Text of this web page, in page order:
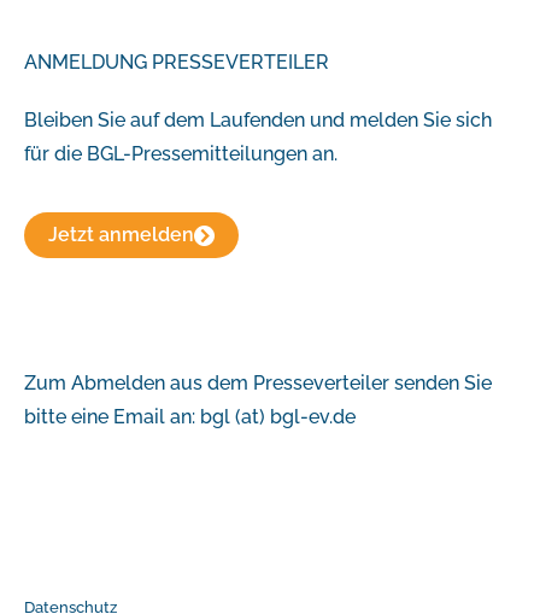
ANMELDUNG PRESSEVERTEILER
Bleiben Sie auf dem Laufenden und melden Sie sich
für die BGL-Pressemitteilungen an.
Jetzt anmelden
Zum Abmelden aus dem Presseverteiler senden Sie
bitte eine Email an: bgl (at) bgl-ev.de
Datenschutz